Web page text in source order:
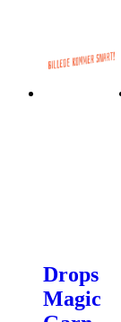
Drops
Magic